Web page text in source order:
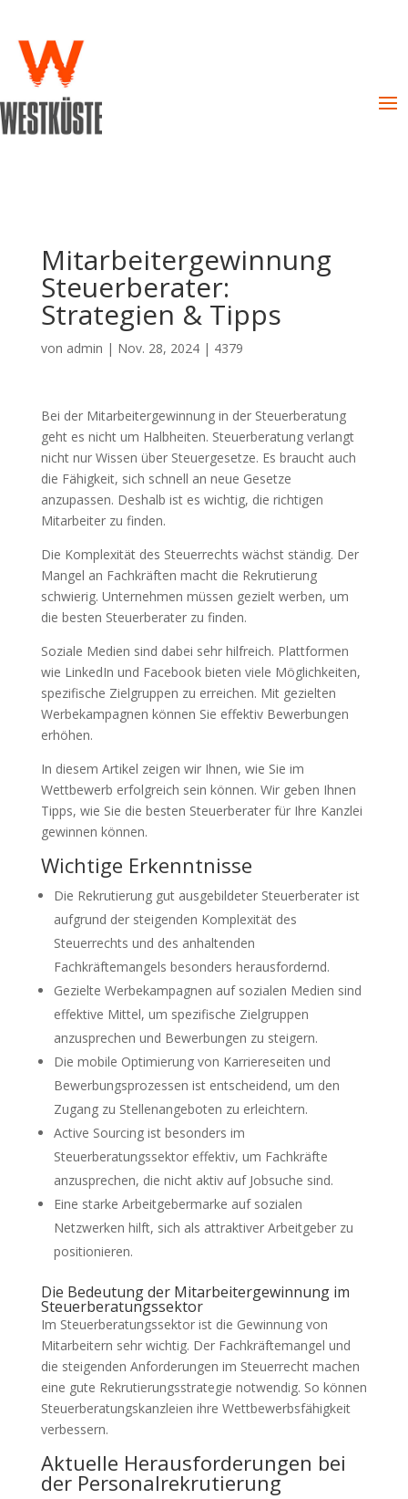
Mitarbeitergewinnung
Steuerberater:
Strategien & Tipps
von admin | Nov. 28, 2024| 4379
Bei der Mitarbeitergewinnung in der Steuerberatung
geht es nicht um Halbheiten. Steuerberatung verlangt
nicht nur Wissen über Steuergesetze. Es braucht auch
die Fähigkeit, sich schnell an neue Gesetze
anzupassen. Deshalb ist es wichtig, die richtigen
Mitarbeiter zu finden.
Die Komplexität des Steuerrechts wächst ständig. Der
Mangel an Fachkräften macht die Rekrutierung
schwierig. Unternehmen müssen gezielt werben, um
die besten Steuerberater zu finden.
Soziale Medien sind dabei sehr hilfreich. Plattformen
wie LinkedIn und Facebook bieten viele Möglichkeiten,
spezifische Zielgruppen zu erreichen. Mit gezielten
Werbekampagnen können Sie effektiv Bewerbungen
erhöhen.
In diesem Artikel zeigen wir Ihnen, wie Sie im
Wettbewerb erfolgreich sein können. Wir geben Ihnen
Tipps, wie Sie die besten Steuerberater für Ihre Kanzlei
gewinnen können.
Wichtige Erkenntnisse
Die Rekrutierung gut ausgebildeter Steuerberater ist
aufgrund der steigenden Komplexität des
Steuerrechts und des anhaltenden
Fachkräftemangels besonders herausfordernd.
Gezielte Werbekampagnen auf sozialen Medien sind
effektive Mittel, um spezifische Zielgruppen
anzusprechen und Bewerbungen zu steigern.
Die mobile Optimierung von Karriereseiten und
Bewerbungsprozessen ist entscheidend, um den
Zugang zu Stellenangeboten zu erleichtern.
Active Sourcing ist besonders im
Steuerberatungssektor effektiv, um Fachkräfte
anzusprechen, die nicht aktiv auf Jobsuche sind.
Eine starke Arbeitgebermarke auf sozialen
Netzwerken hilft, sich als attraktiver Arbeitgeber zu
positionieren.
Die Bedeutung der Mitarbeitergewinnung im
Steuerberatungssektor
Im Steuerberatungssektor ist die Gewinnung von
Mitarbeitern sehr wichtig. Der Fachkräftemangel und
die steigenden Anforderungen im Steuerrecht machen
eine gute Rekrutierungsstrategie notwendig. So können
Steuerberatungskanzleien ihre Wettbewerbsfähigkeit
verbessern.
Aktuelle Herausforderungen bei
der Personalrekrutierung